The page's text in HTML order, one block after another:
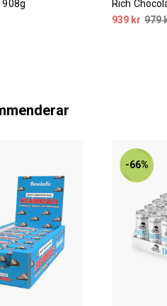
908g
Rich
939 kr 979
-66%